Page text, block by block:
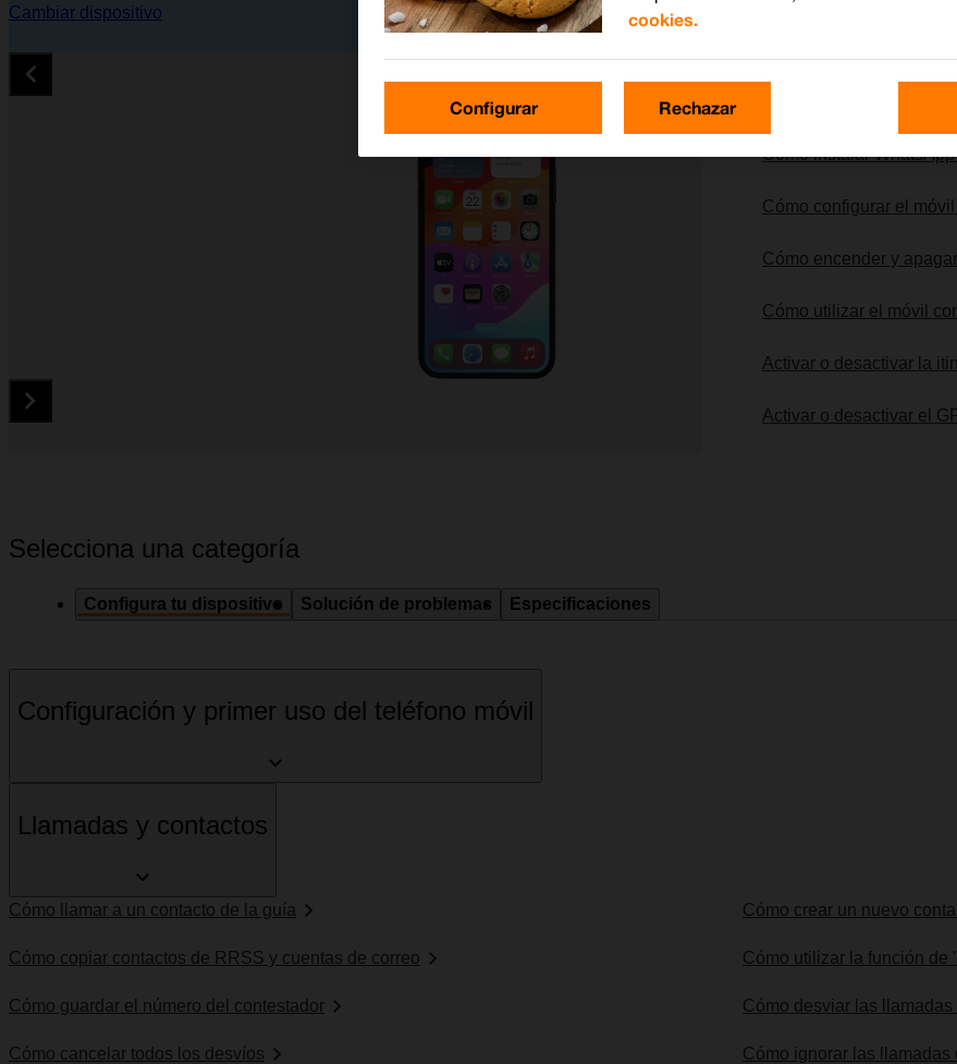
Cambiar dispositivo
Cómo instalar
Cómo configurar el
Cómo encender y
Cómo utilizar el móvil
Activar o desactivar la
Activar o desactivar el
Selecciona una categoría
Configura tu dispositivo Solución de problemas Especificaciones
Configuración y primer uso del teléfono móvil
Llamadas y contactos
Cómo llamar a un contacto de la guía Cómo crear un nuevo
Cómo copiar contactos de RRSS y cuentas de correo Cómo utilizar la función de
Cómo guardar el número del contestador Cómo desviar las
Cómo cancelar todos los desvíos Cómo ignorar las
cookies.
Configurar Rechazar